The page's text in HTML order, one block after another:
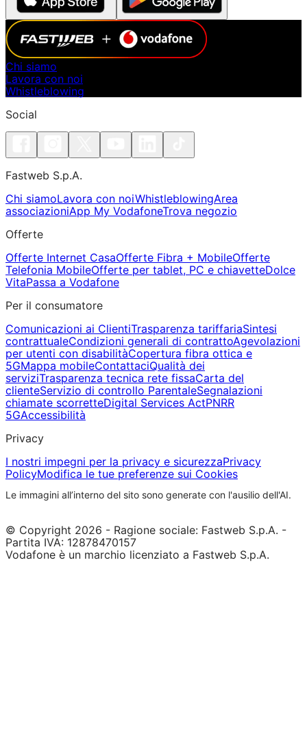
Chi siamo
Lavora con noi
Whistleblowing
Social
Fastweb S.p.A.
Chi siamoLavora con noiWhistleblowingArea
associazioniApp My VodafoneTrova negozio
Offerte
Offerte Internet CasaOfferte Fibra + MobileOfferte
Telefonia MobileOfferte per tablet, PC e chiavetteDolce
VitaPassa a Vodafone
Per il consumatore
Comunicazioni ai ClientiTrasparenza tariffariaSintesi
contrattualeCondizioni generali di contrattoAgevolazioni
per utenti con disabilitàCopertura fibra ottica e
5GMappa mobileContattaciQualità dei
serviziTrasparenza tecnica rete fissaCarta del
clienteServizio di controllo ParentaleSegnalazioni
chiamate scorretteDigital Services ActPNRR
5GAccessibilità
Privacy
I nostri impegni per la privacy e sicurezzaPrivacy
PolicyModifica le tue preferenze sui Cookies
Le immagini all’interno del sito sono generate con l'ausilio dell'AI.
© Copyright 2026 - Ragione sociale: Fastweb S.p.A. -
Partita IVA: 12878470157
Vodafone è un marchio licenziato a Fastweb S.p.A.